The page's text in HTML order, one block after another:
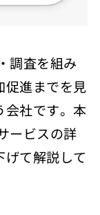
調査を組み
促進までを見
会社です。本
ービスの詳
て解説して